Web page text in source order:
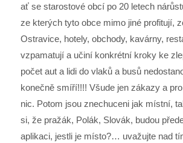
ať se starostové obcí po 20 letech
ze kterých tyto obce mimo jiné profitují,
Ostravice, hotely, obchody, kavárny,
vzpamatují a učiní konkrétní kroky ke
počet aut a lidi do vlaků a busů
konečně smíří!!!! Všude jen zákazy a
nic. Potom jsou znechuceni jak místní,
si, že pražák, Polák, Slovák, budou
aplikaci, jestli je místo?… uvažujte nad